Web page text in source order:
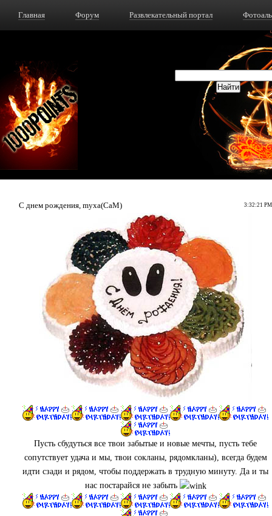
Главная Форум Развлекательный портал
3:32:21 PM
С днем рождения, myxa(CaM)
Пусть сбудуться все твои забытые и новые мечты, пусть тебе
сопутствует удача и мы, твои сокланы, рядомкланы), всегда будем
идти сзади и рядом, чтобы поддержать в трудную минуту. Да и ты
нас постарайся не забыть